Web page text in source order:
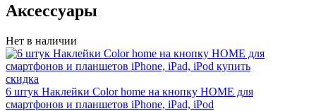
Аксессуары
Нет в наличии
скидка
6 штук Наклейки Color home на кнопку HOME для
смартфонов и планшетов iPhone, iPad, iPod